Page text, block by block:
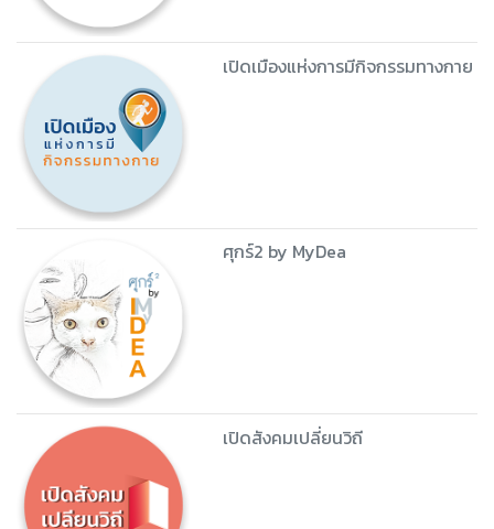
เปิดเมืองแห่งการมีกิจกรรมทางกาย
ศุกร์2 by MyDea
เปิดสังคมเปลี่ยนวิถี